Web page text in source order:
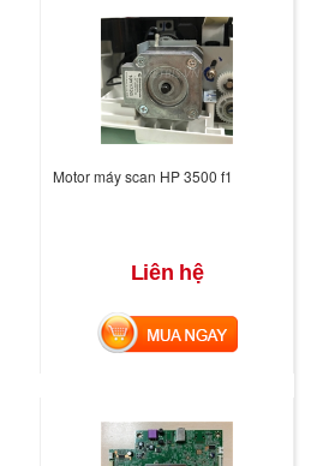
Motor máy scan HP 3500 f1
Liên hệ
MUA NGAY